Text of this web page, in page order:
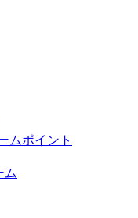
ムポイント
ム